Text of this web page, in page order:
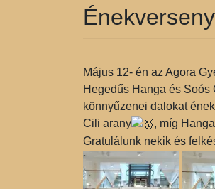
Énekverseny
Május 12- én az Agora
Hegedűs Hanga és
könnyűzenei dalokat
Cili arany
, míg
Gratulálunk nekik és